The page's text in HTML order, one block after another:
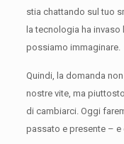
stia chattando sul tuo
la tecnologia ha invaso
possiamo immaginare.
Quindi, la domanda
nostre vite, ma
di cambiarci. Oggi
passato e presente – e